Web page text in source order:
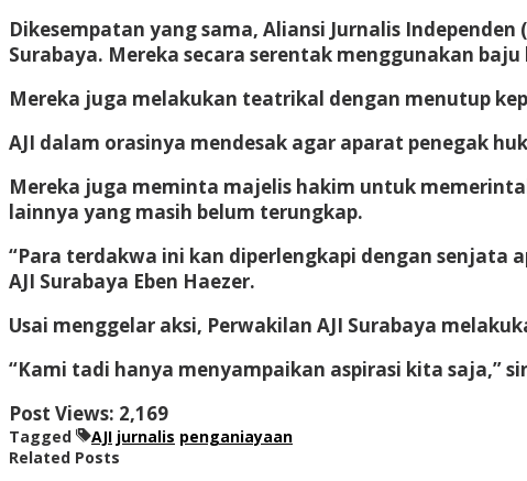
Dikesempatan yang sama, Aliansi Jurnalis
Surabaya. Mereka secara serentak menggunakan
Mereka juga melakukan teatrikal dengan menutup
AJI dalam orasinya mendesak agar aparat penegak
Mereka juga meminta majelis hakim untuk
lainnya yang masih belum terungkap.
“Para terdakwa ini kan diperlengkapi dengan senjata
AJI Surabaya Eben Haezer.
Usai menggelar aksi, Perwakilan AJI Surabaya
“Kami tadi hanya menyampaikan aspirasi kita saja,”
Post Views: 2,169
Tagged AJI jurnalis penganiayaan
Related Posts